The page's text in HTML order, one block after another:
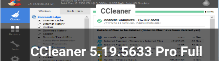
CCleaner 5.19.5633 Pro Full
CCleaner